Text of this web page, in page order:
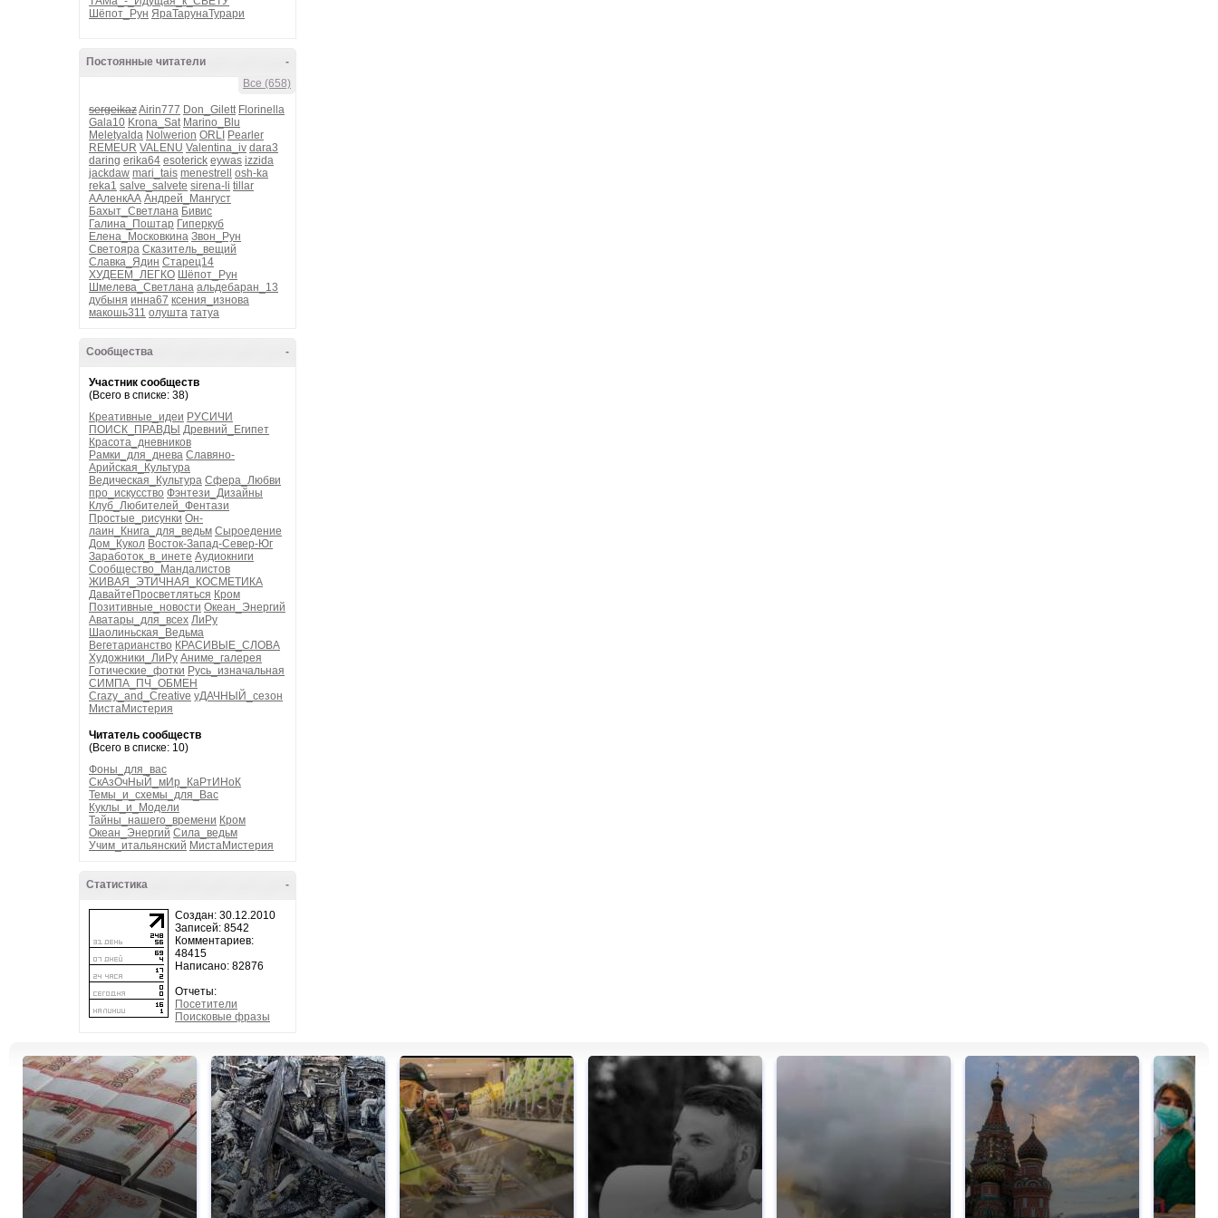
Шёпот_Рун ЯраТарунаТурари
-
Постоянные читатели
Все (658)
sergeikazAirin777 Don_Gilett Florinella
Gala10 Krona_Sat Marino_Blu
Meletyalda Nolwerion ORLI Pearler
REMEUR VALENU Valentina_iv dara3
daring erika64 esoterick eywas izzida
jackdaw mari_tais menestrell
osh-ka
reka1 salve_salvete sirena-li tillar
ААленкАА Андрей_Мангуст
Бахыт_Светлана Бивис
Галина_Поштар Гиперкуб
Елена_Московкина Звон_Рун
Светояра Сказитель_вещий
Славка_Ядин Старец14
ХУДЕЕМ_ЛЕГКО Шёпот_Рун
Шмелева_Светлана альдебаран_13
дубыня инна67 ксения_изнова
макошь311 олушта татуа
-
Сообщества
Участник сообществ
(Всего в списке: 38)
Креативные_идеи РУСИЧИ
ПОИСК_ПРАВДЫ Древний_Египет
Красота_дневников
Рамки_для_днева Славяно-
Арийская_Культура
Ведическая_Культура Сфера_Любви
про_искусство Фэнтези_Дизайны
Клуб_Любителей_Фентази
Простые_рисунки Он-
лаин_Книга_для_ведьм Сыроедение
Дом_Кукол Восток-Запад-Север-Юг
Заработок_в_инете Аудиокниги
Сообщество_Мандалистов
ЖИВАЯ_ЭТИЧНАЯ_КОСМЕТИКА
ДавайтеПросветляться Кром
Позитивные_новости Океан_Энергий
Аватары_для_всех ЛиРу
Шаолиньская_Ведьма
Вегетарианство КРАСИВЫЕ_СЛОВА
Художники_ЛиРу Аниме_галерея
Готические_фотки Русь_изначальная
СИМПА_ПЧ_ОБМЕН
Crazy_and_Creative уДАЧНЫЙ_сезон
МистаМистерия
Читатель сообществ
(Всего в списке: 10)
Фоны_для_вас
СкАзОчНыЙ_мИр_КаРтИНоК
Темы_и_схемы_для_Вас
Куклы_и_Модели
Тайны_нашего_времени Кром
Океан_Энергий Сила_ведьм
Учим_итальянский МистаМистерия
-
Статистика
Создан: 30.12.2010
Записей: 8542
Комментариев:
48415
Написано: 82876
Отчеты:
Посетители
Поисковые фразы